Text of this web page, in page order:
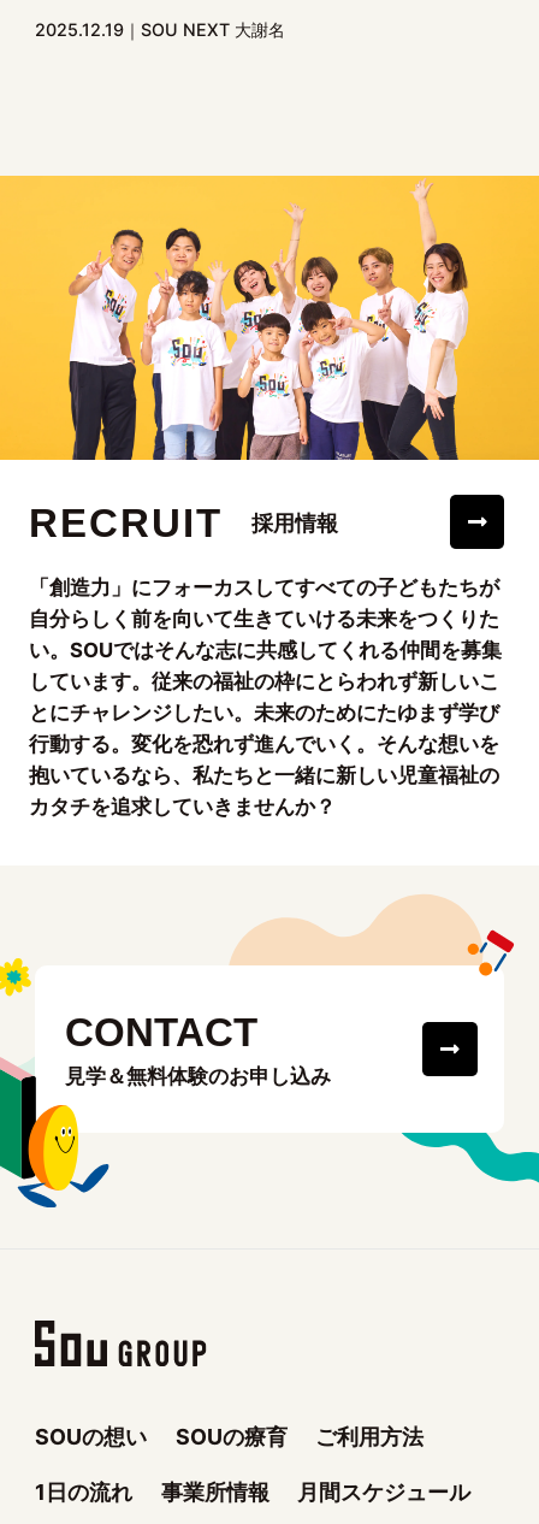
2025.12.19 SOU NEXT 大謝名
RECRUIT 採用情報
「創造力」にフォーカスしてすべての子どもたちが
自分らしく前を向いて生きていける未来をつくりた
い。SOUではそんな志に共感してくれる仲間を募集
しています。従来の福祉の枠にとらわれず新しいこ
とにチャレンジしたい。未来のためにたゆまず学び
行動する。変化を恐れず進んでいく。そんな想いを
抱いているなら、私たちと一緒に新しい児童福祉の
カタチを追求していきませんか？
CONTACT
見学＆無料体験のお申し込み
SOUの想い SOUの療育 ご利用方法
1日の流れ 事業所情報 月間スケジュール